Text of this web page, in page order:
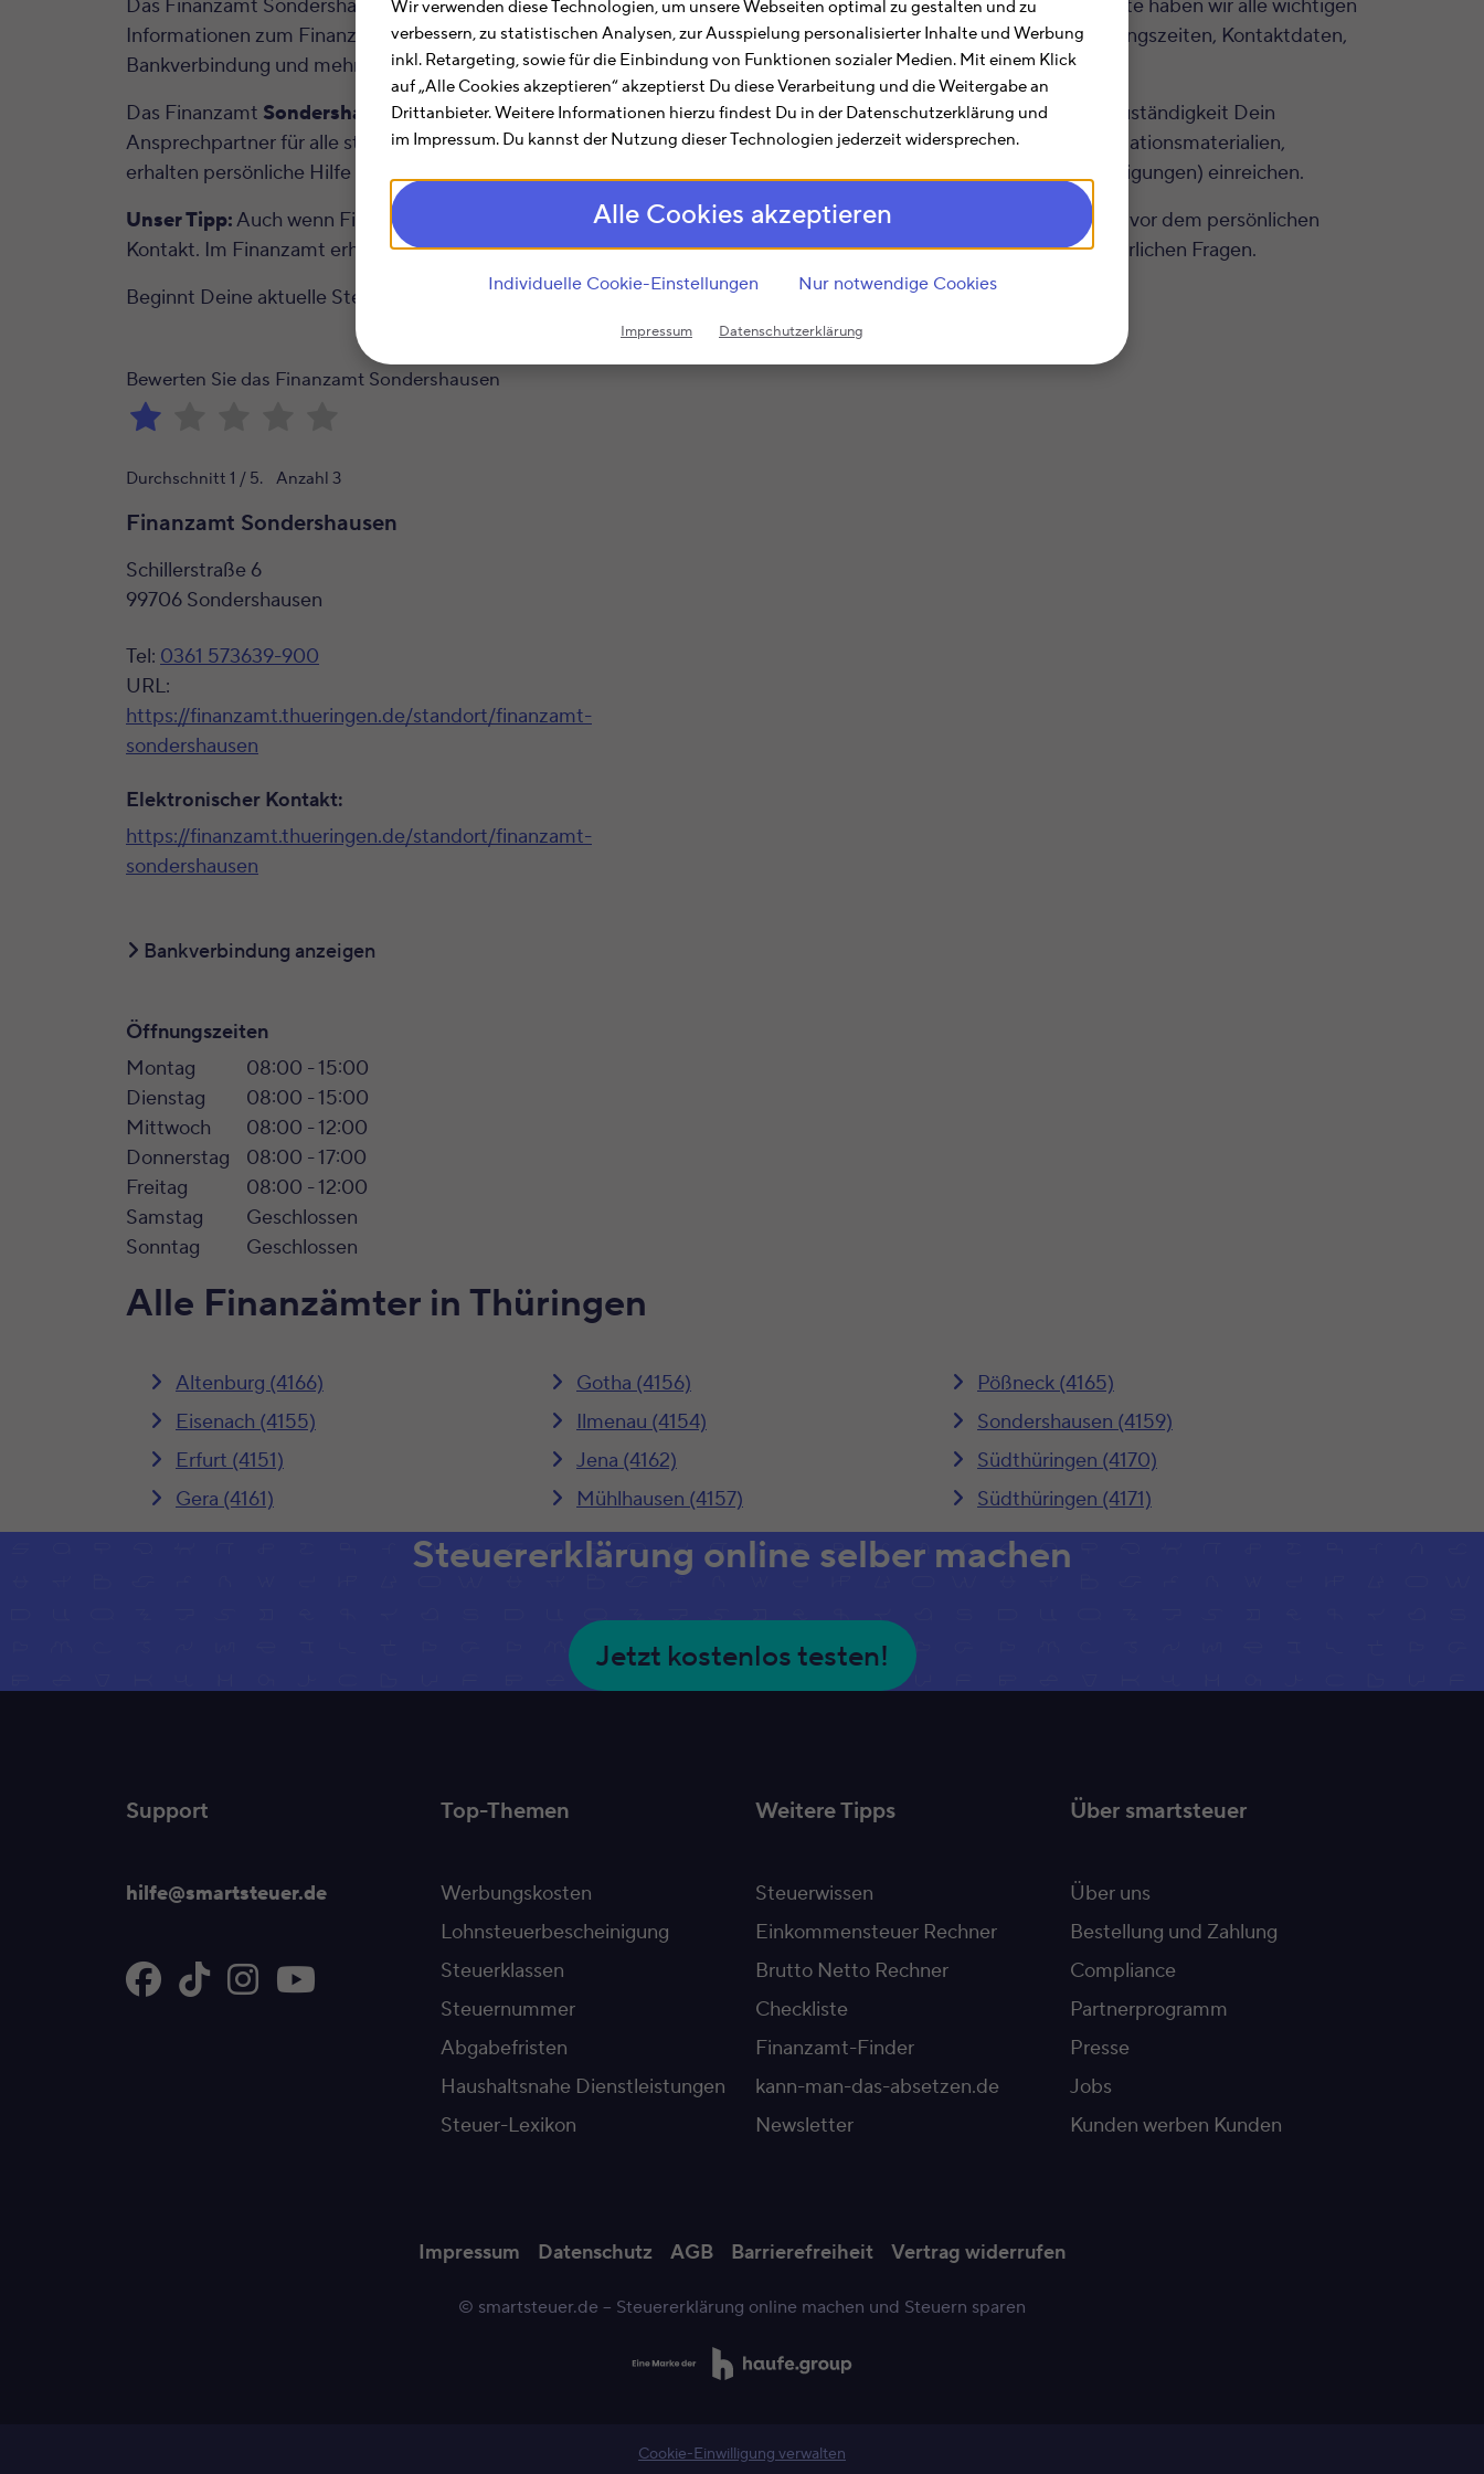
Wir verwenden diese Technologien, um unsere Webseiten optimal zu gestalten und zu
verbessern, zu statistischen Analysen, zur Ausspielung personalisierter Inhalte und Werbung
inkl. Retargeting, sowie für die Einbindung von Funktionen sozialer Medien. Mit einem Klick
auf „Alle Cookies akzeptieren“ akzeptierst Du diese Verarbeitung und die Weitergabe an
Drittanbieter. Weitere Informationen hierzu findest Du in der Datenschutzerklärung und
im Impressum. Du kannst der Nutzung dieser Technologien jederzeit widersprechen.
Alle Cookies akzeptieren
Individuelle Cookie-Einstellungen Nur notwendige Cookies
Impressum Datenschutzerklärung
Das Finanzamt Sondershausen (Thüringen) hilft Dir bei allen Belangen rund um die Steuererklärung. Auf dieser Seite haben wir alle wichtigen
Informationen zum Finanzamt Sondershausen für Dich zusammengefasst. Hier findest Du Informationen zu Öffnungszeiten, Kontaktdaten,
Bankverbindung und mehr.
Das Finanzamt Sondershausenmit der Finanzamtsnummer4159ist im Rahmen der regionalen und sachlichen Zuständigkeit Dein
Ansprechpartner für alle steuerlichen Fragen und Angelegenheiten. Hier finden Bürger ausSondershausen
Informationsmaterialien,
erhalten persönliche Hilfe und Rat und können Anträge (z.B. zum Steuerklassenwechsel oder zu Lohnsteuerermäßigungen) einreichen.
Unser Tipp:Auch wenn Finanzämtern oft ein angestaubtes und bürokratisches Image anheftet, scheue Dich nicht vor dem persönlichen
Kontakt. Im Finanzamt erhältst Du im Rahmen der Zuständigkeit sicher verbindliche Auskünfte zu all Deinen steuerlichen Fragen.
Beginnt Deine aktuelle Steuernummer mit4159, dann ist das Finanzamt Sondershausen für Dich zuständig.
Bewerten Sie das Finanzamt Sondershausen
Durchschnitt 1 / 5. Anzahl 3
Finanzamt Sondershausen
Schillerstraße 6
99706 Sondershausen
Tel: 0361 573639-900
URL:
https://finanzamt.thueringen.de/standort/finanzamt-
sondershausen
Elektronischer Kontakt:
https://finanzamt.thueringen.de/standort/finanzamt-
sondershausen
Bankverbindung anzeigen
Öffnungszeiten
Montag
08:00 - 15:00
Dienstag
08:00 - 15:00
Mittwoch
08:00 - 12:00
Donnerstag
08:00 - 17:00
Freitag
08:00 - 12:00
Samstag
Geschlossen
Sonntag
Geschlossen
Alle Finanzämter in Thüringen
Altenburg (4166)
Eisenach (4155)
Erfurt (4151)
Gera (4161)
Gotha (4156)
Ilmenau (4154)
Jena (4162)
Mühlhausen (4157)
Pößneck (4165)
Sondershausen (4159)
Südthüringen (4170)
Südthüringen (4171)
Steuererklärung online selber machen
Jetzt kostenlos testen!
Support
hilfe@smartsteuer.de
Top-Themen
Werbungskosten
Lohnsteuerbescheinigung
Steuerklassen
Steuernummer
Abgabefristen
Haushaltsnahe Dienstleistungen
Steuer-Lexikon
Weitere Tipps
Steuerwissen
Einkommensteuer Rechner
Brutto Netto Rechner
Checkliste
Finanzamt-Finder
kann-man-das-absetzen.de
Newsletter
Über smartsteuer
Über uns
Bestellung und Zahlung
Compliance
Partnerprogramm
Presse
Jobs
Kunden werben Kunden
Impressum Datenschutz AGB Barrierefreiheit Vertrag widerrufen
© smartsteuer.de – Steuererklärung online machen und Steuern sparen
Cookie-Einwilligung verwalten